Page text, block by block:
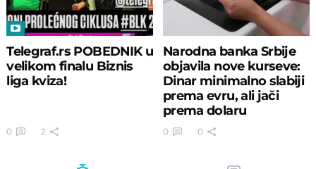
Telegraf.rs POBEDNIK u
velikom finalu Biznis
liga kviza!
0 2
Narodna banka Srbije
objavila nove kurseve:
Dinar minimalno slabiji
prema evru, ali jači
prema dolaru
0 0